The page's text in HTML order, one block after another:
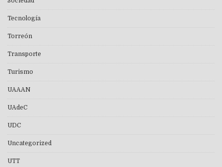
Tecnología
Torreón
Transporte
Turismo
UAAAN
UAdeC
UDC
Uncategorized
UTT